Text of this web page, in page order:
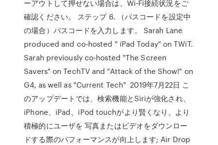
ーアウトして押せない場合は、Wi-Fi接続状況をご
確認ください。 ステップ 6. （パスコードを設定中
の場合）パスコードを入力します。 Sarah Lane
produced and co-hosted " iPad Today" on TWiT.
Sarah previously co-hosted "The Screen
Savers" on TechTV and "Attack of the Show!" on
G4, as well as "Current Tech" 2019年7月22日 こ
のアップデートでは、検索機能とSiriが強化され、
iPhone、iPad、iPod touchがより賢くなり、より
積極的にユーザを 写真またはビデオをダウンロー
ドする際のパフォーマンスが向上します; Air Drop